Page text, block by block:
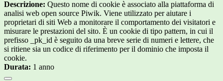
Descrizione: Questo nome di cookie è associato alla piattaforma di
analisi web open source Piwik. Viene utilizzato per aiutare i
proprietari di siti Web a monitorare il comportamento dei visitatori e
misurare le prestazioni del sito. È un cookie di tipo pattern, in cui il
prefisso _pk_id è seguito da una breve serie di numeri e lettere, che
si ritiene sia un codice di riferimento per il dominio che imposta il
cookie.
Durata: 1 anno